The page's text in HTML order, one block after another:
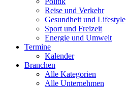
Reise und Verkehr
Gesundheit und Lifestyle
Sport und Freizeit
Energie und Umwelt
Termine
Kalender
Branchen
Alle Kategorien
Alle Unternehmen